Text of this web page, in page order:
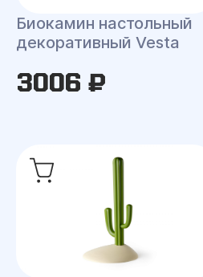
Биокамин настольный
декоративный Vesta
3006 ₽